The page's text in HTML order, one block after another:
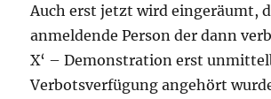
Auch erst jetzt wird eingeräumt,
anmeldende Person der dann
X‘ – Demonstration erst
Verbotsverfügung angehört